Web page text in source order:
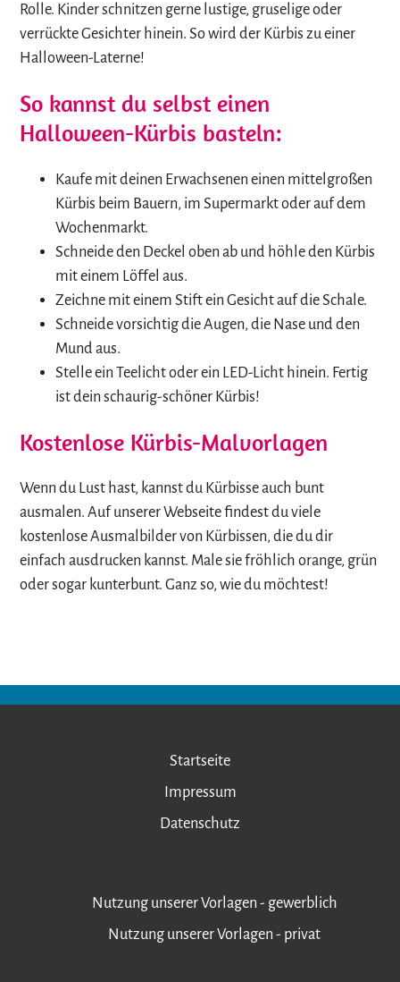
Rolle. Kinder schnitzen gerne lustige, gruselige oder
verrückte Gesichter hinein. So wird der Kürbis zu einer
Halloween-Laterne!
So kannst du selbst einen
Halloween-Kürbis basteln:
Kaufe mit deinen Erwachsenen einen mittelgroßen
Kürbis beim Bauern, im Supermarkt oder auf dem
Wochenmarkt.
Schneide den Deckel oben ab und höhle den Kürbis
mit einem Löffel aus.
Zeichne mit einem Stift ein Gesicht auf die Schale.
Schneide vorsichtig die Augen, die Nase und den
Mund aus.
Stelle ein Teelicht oder ein LED-Licht hinein. Fertig
ist dein schaurig-schöner Kürbis!
Kostenlose Kürbis-Malvorlagen
Wenn du Lust hast, kannst du Kürbisse auch bunt
ausmalen. Auf unserer Webseite findest du viele
kostenlose Ausmalbilder von Kürbissen, die du dir
einfach ausdrucken kannst. Male sie fröhlich orange, grün
oder sogar kunterbunt. Ganz so, wie du möchtest!
Startseite
Impressum
Datenschutz
Nutzung unserer Vorlagen - gewerblich
Nutzung unserer Vorlagen - privat